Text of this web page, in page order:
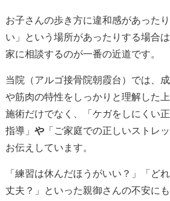
お子さんの歩き方に違和感があった
い」という場所があったりする場合
家に相談するのが一番の近道です。
当院（アルゴ接骨院朝霞台）では、
や筋肉の特性をしっかりと理解した
施術だけでなく、「ケガをしにくい
指導」 や「ご家庭での正しいストレ
お伝えしています。
「練習は休んだほうがいい？」「ど
丈夫？」といった親御さんの不安に